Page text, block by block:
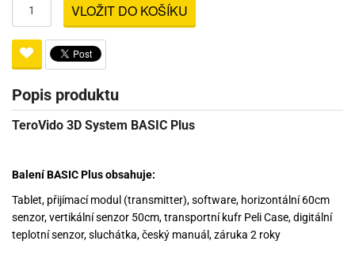
VLOŽIT DO KOŠÍKU
Popis produktu
TeroVido 3D System BASIC Plus
Balení BASIC Plus obsahuje:
Tablet, přijímací modul (transmitter), software, horizontální 60cm
senzor, vertikální senzor 50cm, transportní kufr Peli Case, digitální
teplotní senzor, sluchátka, český manuál, záruka 2 roky